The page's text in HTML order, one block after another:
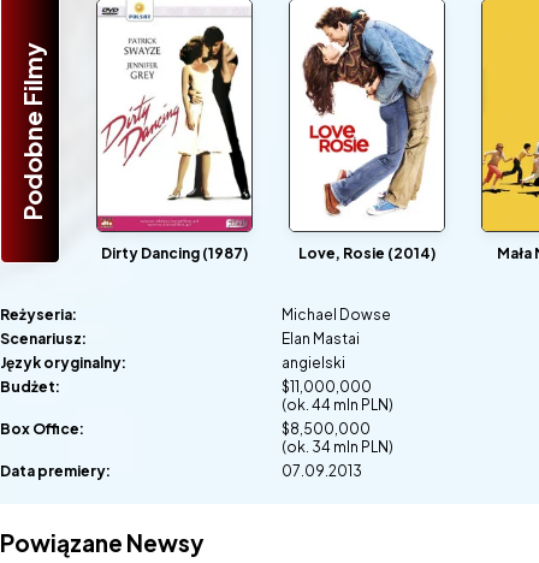
Podobne Filmy
Dirty Dancing (1987) Love, Rosie (2014)
Reżyseria:
Michael Dowse
Scenariusz:
Elan Mastai
Język oryginalny:
angielski
Budżet:
$11,000,000
(ok. 44 mln PLN)
Box Office:
$8,500,000
(ok. 34 mln PLN)
Data premiery:
07.09.2013
Powiązane Newsy